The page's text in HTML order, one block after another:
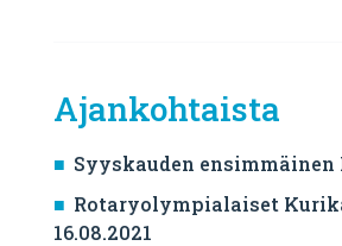
Ajankohtaista
Syyskauden
Rotaryolympialaiset
16.08.2021